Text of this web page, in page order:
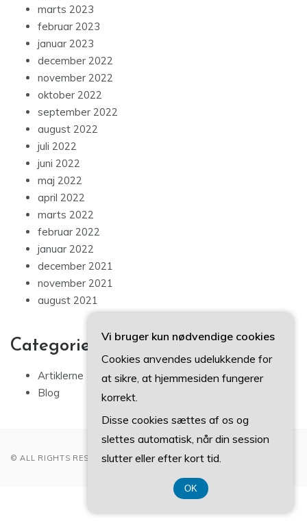
marts 2023
februar 2023
januar 2023
december 2022
november 2022
oktober 2022
september 2022
august 2022
juli 2022
juni 2022
maj 2022
april 2022
marts 2022
februar 2022
januar 2022
december 2021
november 2021
august 2021
Categories
Artiklerne
Blog
© ALL RIGHTS RESERVED 2022
Vi bruger kun nødvendige cookies
Cookies anvendes udelukkende for
at sikre, at hjemmesiden fungerer
korrekt.
Disse cookies sættes af os og
slettes automatisk, når din session
slutter eller efter kort tid.
OK